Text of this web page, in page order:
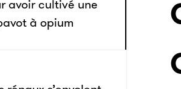
avoir cultivé une
à opium